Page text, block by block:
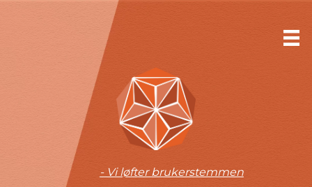
- Vi løfter brukerstemmen